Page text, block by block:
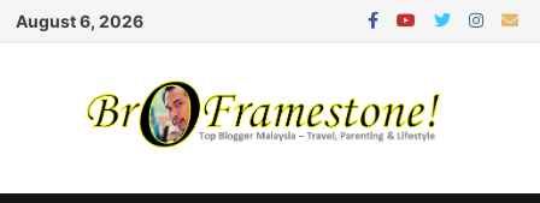
Skip
August 6, 2026